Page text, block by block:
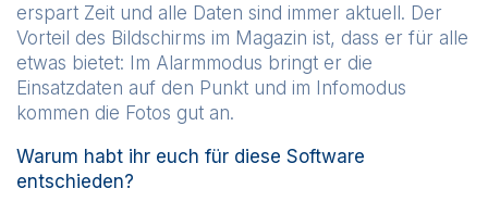
erspart Zeit und alle Daten sind immer aktuell. Der
Vorteil des Bildschirms im Magazin ist, dass er für alle
etwas bietet: Im Alarmmodus bringt er die
Einsatzdaten auf den Punkt und im Infomodus
kommen die Fotos gut an.
Warum habt ihr euch für diese Software
entschieden?